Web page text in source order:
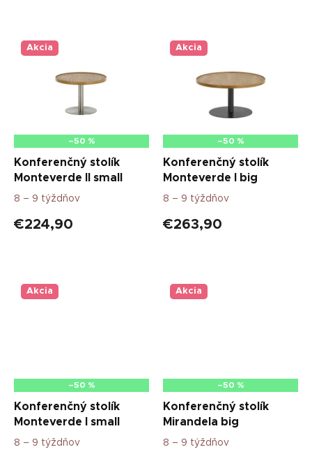
Akcia
–50 %
Konferenčný stolík
Monteverde II small
8 – 9 týždňov
€224,90
Akcia
–50 %
Konferenčný stolík
Monteverde I big
8 – 9 týždňov
€263,90
Akcia
–50 %
Konferenčný stolík
Monteverde I small
8 – 9 týždňov
Akcia
–50 %
Konferenčný stolík
Mirandela big
8 – 9 týždňov